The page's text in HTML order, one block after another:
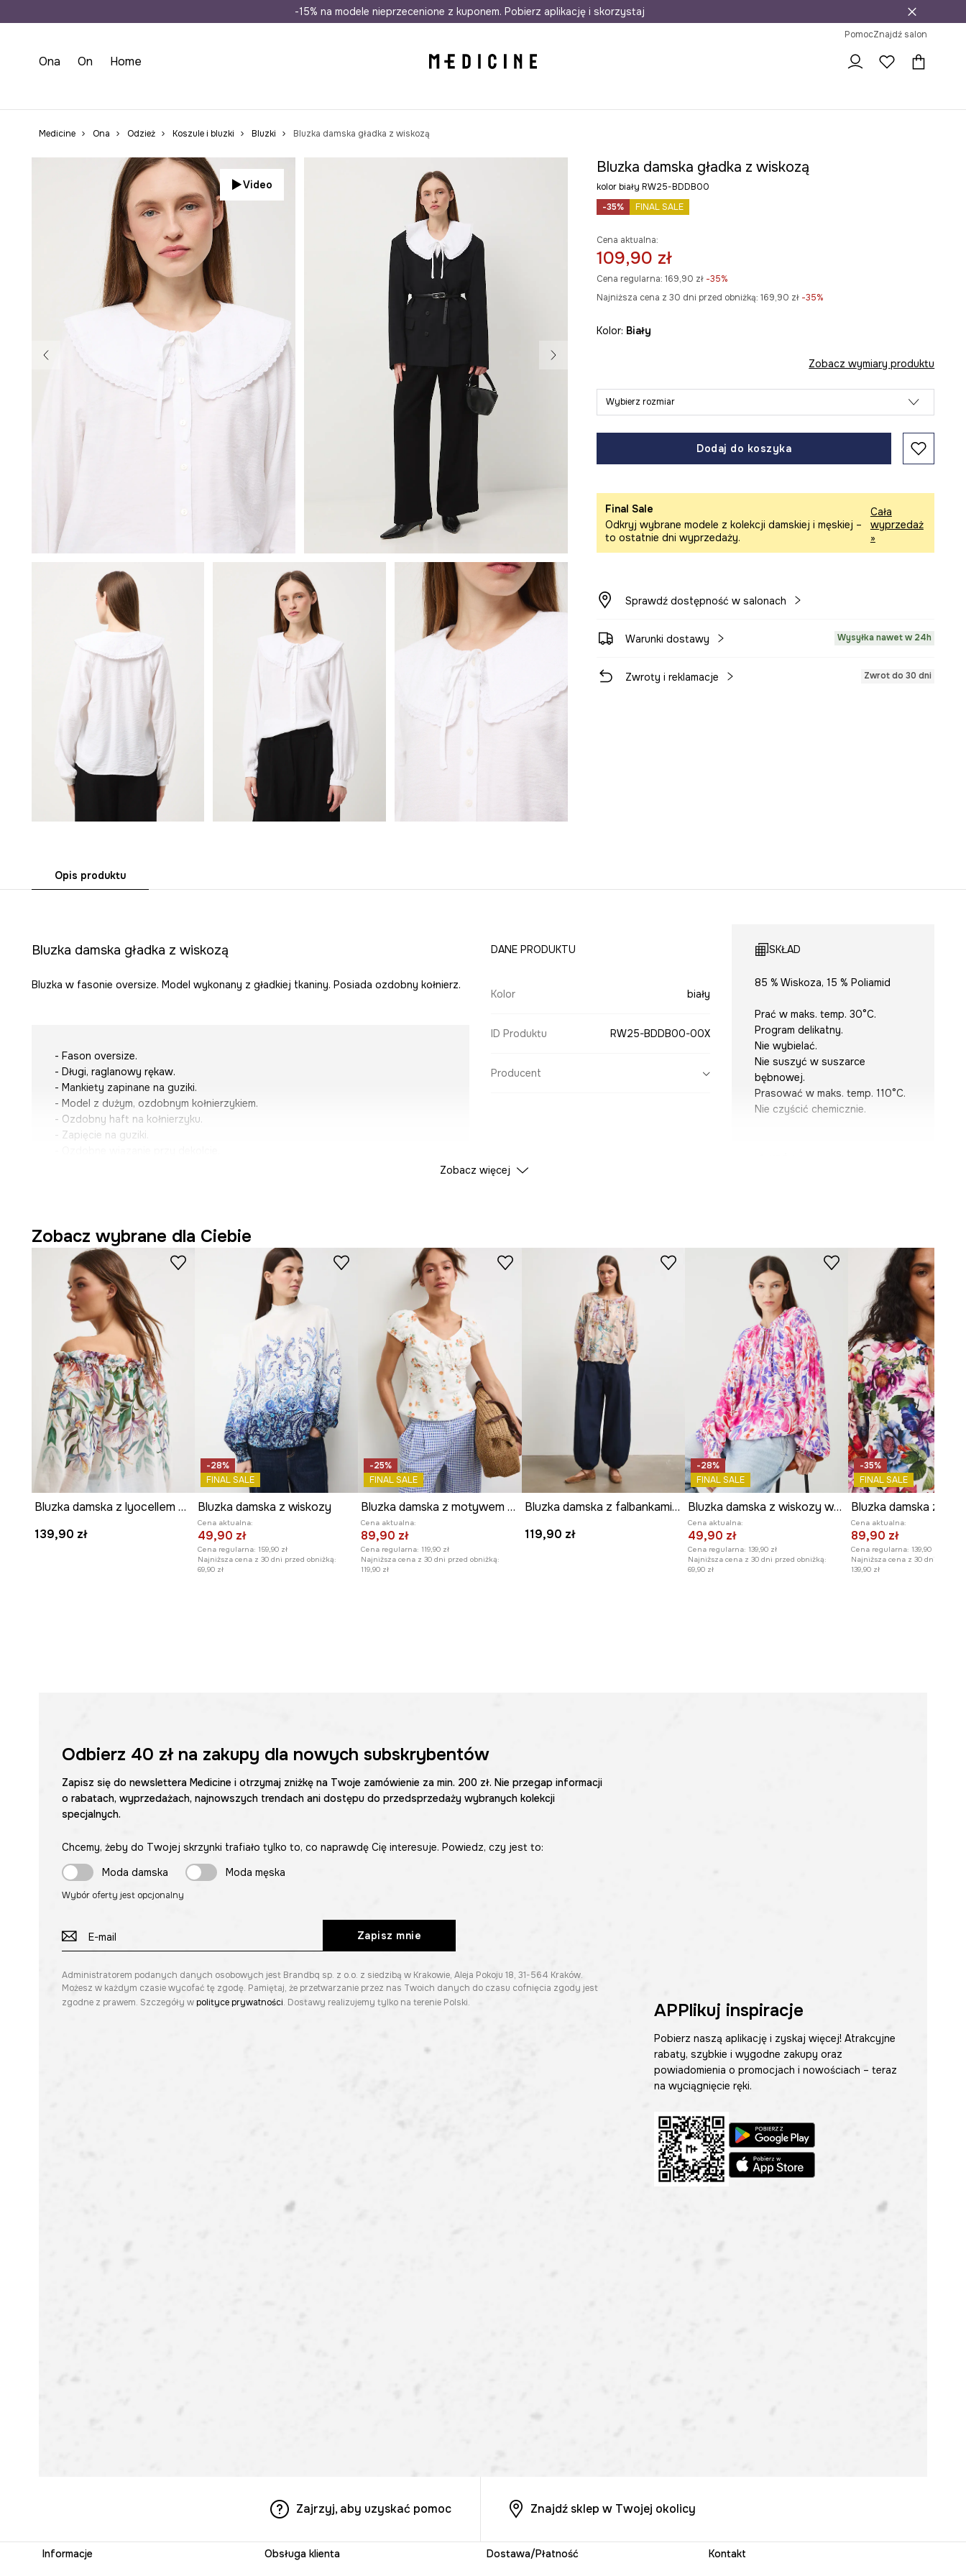
Wysyłka nawet w 24h Darmowa dostawa do salonów 30 dni na zwrot
-15% na modele nieprzecenione z kuponem. Pobierz aplikację i skorzystaj
PomocZnajdź salon
Ona On Home
Medicine Ona Odzież Koszule i bluzki Bluzki Bluzka damska gładka z wiskozą
Video
Bluzka damska gładka z wiskozą
kolor biały RW25-BDDB00
-35%
FINAL SALE
Cena aktualna:
109,90 zł
Cena regularna: 169,90 zł-35%
Najniższa cena z 30 dni przed obniżką: 169,90 zł -35%
Kolor: biały
Zobacz wymiary produktu
Wybierz rozmiar
Dodaj do koszyka
Final Sale
Odkryj wybrane modele z kolekcji damskiej i męskiej –
to ostatnie dni wyprzedaży.
Cała
wyprzedaż
»
Sprawdź dostępność w salonach
Warunki dostawy Wysyłka nawet w 24h
Zwroty i reklamacje Zwrot do 30 dni
Opis produktu
Bluzka damska gładka z wiskozą
Bluzka w fasonie oversize. Model wykonany z gładkiej tkaniny. Posiada ozdobny kołnierz.
- Fason oversize.
- Długi, raglanowy rękaw.
- Mankiety zapinane na guziki.
- Model z dużym, ozdobnym kołnierzykiem.
- Ozdobny haft na kołnierzyku.
- Zapięcie na guziki.
- Wymiary podane dla rozmiaru: S.
DANE PRODUKTU
Kolor biały
ID Produktu RW25-BDDB00-00X
Producent
SKŁAD
85 % Wiskoza, 15 % Poliamid
Prać w maks. temp. 30°C.
Program delikatny.
Nie wybielać.
Nie suszyć w suszarce
bębnowej.
Prasować w maks. temp. 110°C.
Nie czyścić chemicznie.
Zobacz więcej
Zobacz wybrane dla Ciebie
Bluzka damska z lyocellem w kwiaty
139,90 zł
-28%
FINAL SALE
Bluzka damska z wiskozy
Cena aktualna:
49,90 zł
Cena regularna: 159,90 zł
Najniższa cena z 30 dni przed obniżką:
69,90 zł
-25%
FINAL SALE
Bluzka damska z motywem roślinnym
Cena aktualna:
89,90 zł
Cena regularna: 119,90 zł
Najniższa cena z 30 dni przed obniżką:
119,90 zł
Bluzka damska z falbankami w kwiaty
119,90 zł
-28%
FINAL SALE
Bluzka damska z wiskozy wzorzysta
Cena aktualna:
49,90 zł
Cena regularna: 139,90 zł
Najniższa cena z 30 dni przed obniżką:
69,90 zł
-35%
FINAL SALE
Bluzka damska z
Cena aktualna:
89,90 zł
Cena regularna: 139,90 zł
Najniższa cena z 30 dni przed
139,90 zł
Odbierz 40 złna zakupy dla nowych subskrybentów
Zapisz się do newslettera Medicine i otrzymaj zniżkę na Twoje zamówienie za min. 200 zł. Nie przegap informacji
o rabatach, wyprzedażach, najnowszych trendach ani dostępu do przedsprzedaży wybranych kolekcji
specjalnych.
Chcemy, żeby do Twojej skrzynki trafiało tylko to, co naprawdę Cię interesuje. Powiedz, czy jest to:
Moda damska
Moda męska
Wybór oferty jest opcjonalny
Zapisz mnie
Administratorem podanych danych osobowych jest Brandbq sp. z o.o. z siedzibą w Krakowie, Aleja Pokoju 18, 31-564 Kraków.
Możesz w każdym czasie wycofać tę zgodę. Pamiętaj, że przetwarzanie przez nas Twoich danych do czasu cofnięcia zgody jest
zgodne z prawem. Szczegóły w polityce prywatności. Dostawy realizujemy tylko na terenie Polski. APPlikuj inspiracje
Pobierz naszą aplikację i zyskaj więcej! Atrakcyjne
rabaty, szybkie i wygodne zakupy oraz
powiadomienia o promocjach i nowościach – teraz
na wyciągnięcie ręki.
Zajrzyj, aby uzyskać pomoc Znajdź sklep w Twojej okolicy
Informacje Obsługa klienta Dostawa/Płatność Kontakt